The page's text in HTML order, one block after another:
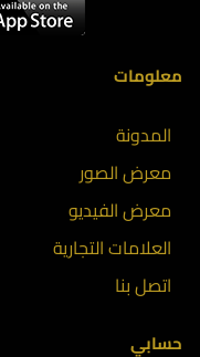
معلومات
المدونة
معرض الصور
معرض الفيديو
العلامات التجارية
اتصل بنا
حسابي